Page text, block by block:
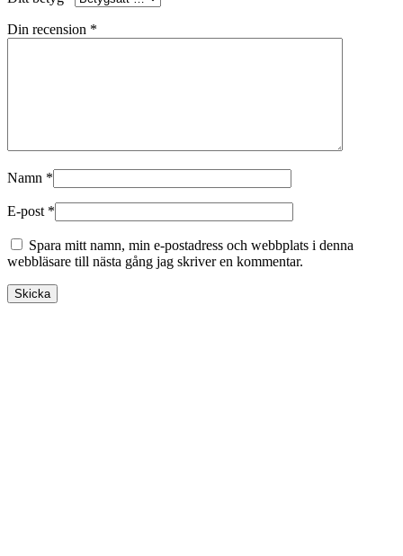
Din recension *
Namn *
E-post *
Spara mitt namn, min e-postadress och webbplats i denna
webbläsare till nästa gång jag skriver en kommentar.